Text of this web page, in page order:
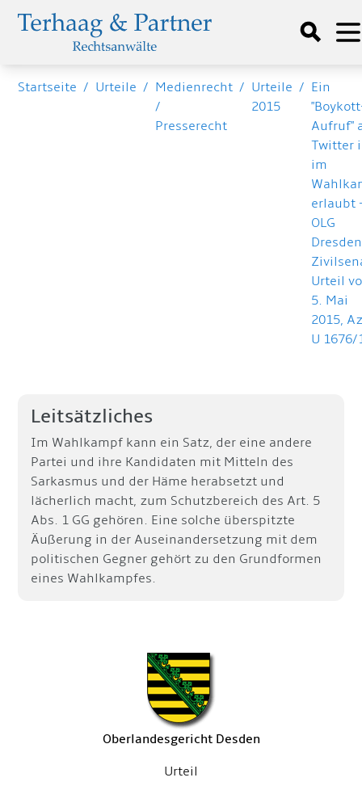
Startseite / Urteile / Medienrecht
/
Presserecht
/ Urteile
2015
/ Ein
Aufruf"
Twitter
im
erlaubt
OLG
Urteil
5. Mai
2015,
U 1676/
Leitsätzliches
Im Wahlkampf kann ein Satz, der eine andere
Partei und ihre Kandidaten mit Mitteln des
Sarkasmus und der Häme herabsetzt und
lächerlich macht, zum Schutzbereich des Art. 5
Abs. 1 GG gehören. Eine solche überspitzte
Äußerung in der Auseinandersetzung mit dem
politischen Gegner gehört zu den Grundformen
eines Wahlkampfes.
Oberlandesgericht Desden
Urteil